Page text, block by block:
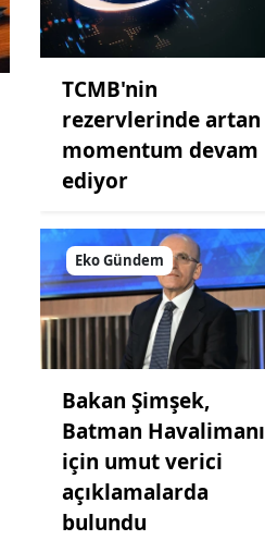
TCMB'nin
rezervlerinde artan
momentum devam
ediyor
Eko Gündem
Bakan Şimşek,
Batman Havalimanı
için umut verici
açıklamalarda
bulundu